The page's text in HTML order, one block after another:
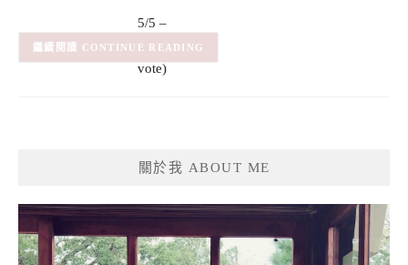
5/5 –
(1
vote)
(1) CONTINUE READING
關於我 ABOUT ME